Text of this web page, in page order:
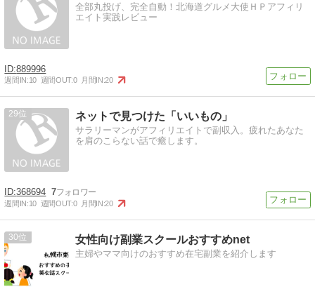
全部丸投げ、完全自動！北海道グルメ大使ＨＰアフィリ
エイト実践レビュー
889996
週間IN:10 週間OUT:0 月間IN:20
29 ネットで見つけた「いいもの」
サラリーマンがアフィリエイトで副収入。疲れたあなた
を肩のこらない話で癒します。
368694 7
週間IN:10 週間OUT:0 月間IN:20
30 女性向け副業スクールおすすめnet
主婦やママ向けのおすすめ在宅副業を紹介します